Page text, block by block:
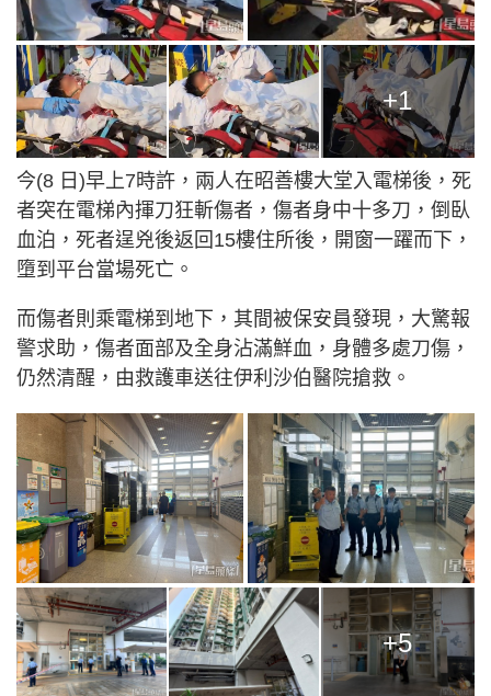
+1
今(8 日)早上7時許，兩人在昭善樓大堂入電梯後，死
者突在電梯內揮刀狂斬傷者，傷者身中十多刀，倒臥
血泊，死者逞兇後返回15樓住所後，開窗一躍而下，
墮到平台當場死亡。
而傷者則乘電梯到地下，其間被保安員發現，大驚報
警求助，傷者面部及全身沾滿鮮血，身體多處刀傷，
仍然清醒，由救護車送往伊利沙伯醫院搶救。
+5